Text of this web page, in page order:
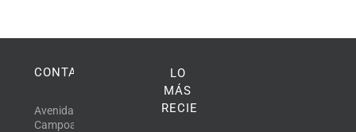
CONTACTO
Avenida
Campoamor,
LO
MÁS
RECIENTE